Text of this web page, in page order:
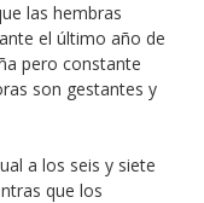
las hembras
el último año de
pero constante
son gestantes y
a los seis y siete
que los